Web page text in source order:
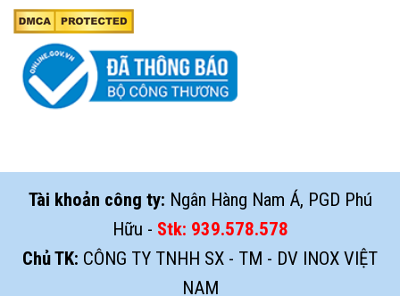
Tài khoản công ty: Ngân Hàng Nam Á, PGD Phú
Hữu - Stk: 939.578.578
Chủ TK: CÔNG TY TNHH SX - TM - DV INOX VIỆT
NAM